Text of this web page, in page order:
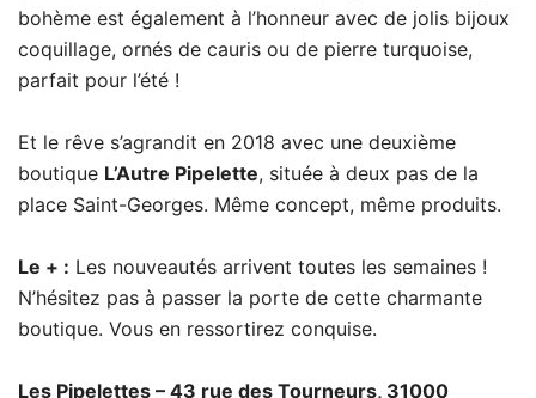
bohème est également à l’honneur avec de jolis bijoux
coquillage, ornés de cauris ou de pierre turquoise,
parfait pour l’été !
Et le rêve s’agrandit en 2018 avec une deuxième
boutique L’Autre Pipelette, située à deux pas de la
place Saint-Georges. Même concept, même produits.
Le + : Les nouveautés arrivent toutes les semaines !
N’hésitez pas à passer la porte de cette charmante
boutique. Vous en ressortirez conquise.
Les Pipelettes – 43 rue des Tourneurs, 31000